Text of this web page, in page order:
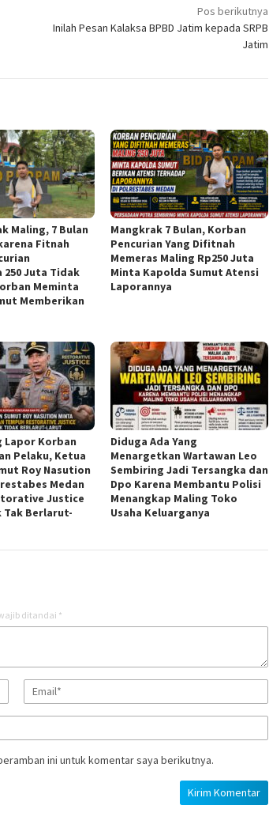
Pos berikutnya
Inilah Pesan Kalaksa BPBD Jatim kepada SRPB
Jatim
Maling, 7 Bulan
Fitnah
250 Juta Tidak
Meminta
Memberikan
Mangkrak 7 Bulan, Korban
Pencurian Yang Difitnah
Memeras Maling Rp250 Juta
Minta Kapolda Sumut Atensi
Laporannya
Lapor Korban
Pelaku, Ketua
Roy Nasution
Medan
Justice
Berlarut-
Diduga Ada Yang
Menargetkan Wartawan Leo
Sembiring Jadi Tersangka dan
Dpo Karena Membantu Polisi
Menangkap Maling Toko
Usaha Keluarganya
ditandai *
ini untuk komentar saya berikutnya.